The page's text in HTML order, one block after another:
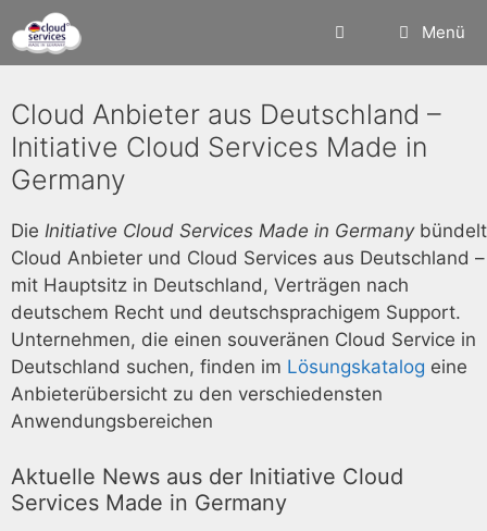
Inhalt
springen
Menü
Cloud Anbieter aus Deutschland –
Initiative Cloud Services Made in
Germany
Die Initiative Cloud Services Made in Germanybündelt
Cloud Anbieter und Cloud Services aus Deutschland –
mit Hauptsitz in Deutschland, Verträgen nach
deutschem Recht und deutschsprachigem Support.
Unternehmen, die einen souveränen Cloud Service in
Deutschland suchen, finden im Lösungskatalog eine
Anbieterübersicht zu den verschiedensten
Anwendungsbereichen
Aktuelle News aus der Initiative Cloud
Services Made in Germany